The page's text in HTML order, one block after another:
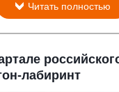
Читать полностью
лабиринт